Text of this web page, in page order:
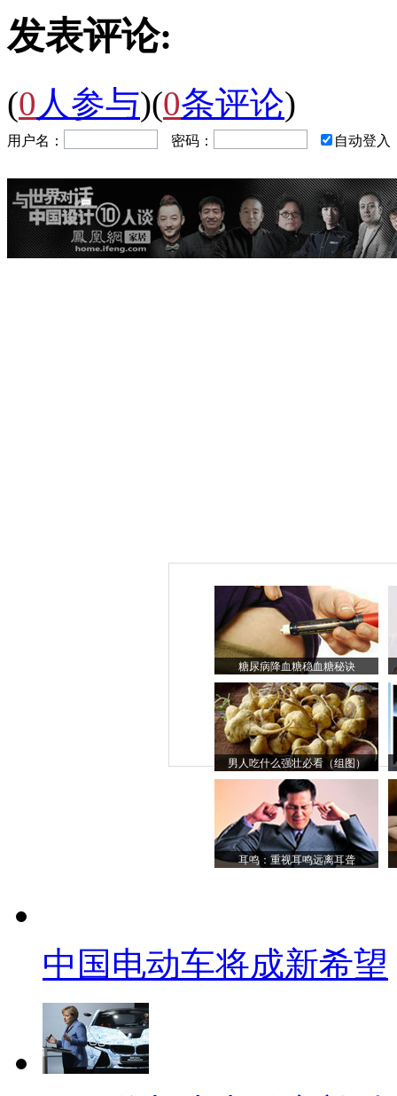
发表评论:
(0 人参与)(0条评论)
用户名： 密码： 自动登入
糖尿病降血糖稳血糖秘诀
男人吃什么强壮必看（组图）
耳鸣：重视耳鸣远离耳聋
中国电动车将成新希望